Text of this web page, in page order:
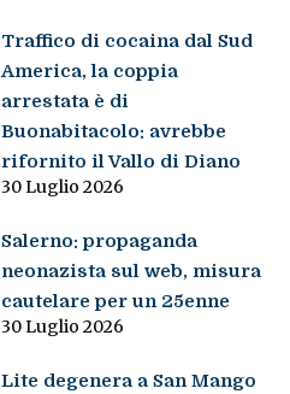
Traffico di cocaina dal Sud
America, la coppia
arrestata è di
Buonabitacolo: avrebbe
rifornito il Vallo di Diano
30 Luglio 2026
Salerno: propaganda
neonazista sul web, misura
cautelare per un 25enne
30 Luglio 2026
Lite degenera a San Mango